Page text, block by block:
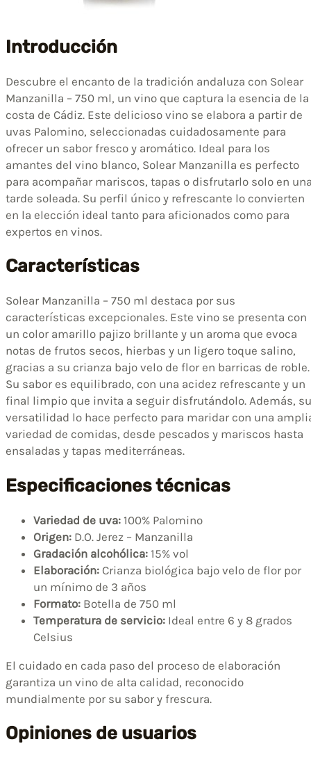
Introducción
Descubre el encanto de la tradición andaluza con Solear
Manzanilla – 750 ml, un vino que captura la esencia de la
costa de Cádiz. Este delicioso vino se elabora a partir de
uvas Palomino, seleccionadas cuidadosamente para
ofrecer un sabor fresco y aromático. Ideal para los
amantes del vino blanco, Solear Manzanilla es perfecto
para acompañar mariscos, tapas o disfrutarlo solo en
tarde soleada. Su perfil único y refrescante lo convierten
en la elección ideal tanto para aficionados como para
expertos en vinos.
Características
Solear Manzanilla – 750 ml destaca por sus
características excepcionales. Este vino se presenta con
un color amarillo pajizo brillante y un aroma que evoca
notas de frutos secos, hierbas y un ligero toque salino,
gracias a su crianza bajo velo de flor en barricas de roble.
Su sabor es equilibrado, con una acidez refrescante y un
final limpio que invita a seguir disfrutándolo. Además, su
versatilidad lo hace perfecto para maridar con una
variedad de comidas, desde pescados y mariscos hasta
ensaladas y tapas mediterráneas.
Especificaciones técnicas
Variedad de uva: 100% Palomino
Origen: D.O. Jerez – Manzanilla
Gradación alcohólica: 15% vol
Elaboración: Crianza biológica bajo velo de flor por
un mínimo de 3 años
Formato: Botella de 750 ml
Temperatura de servicio: Ideal entre 6 y 8 grados
Celsius
El cuidado en cada paso del proceso de elaboración
garantiza un vino de alta calidad, reconocido
mundialmente por su sabor y frescura.
Opiniones de usuarios